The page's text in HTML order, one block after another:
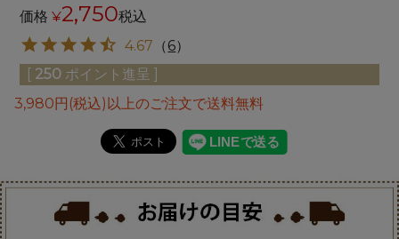
価格 ¥2,750税込
4.67 （6）
[ 250 ポイント進呈 ]
3,980円(税込)以上のご注文で送料無料